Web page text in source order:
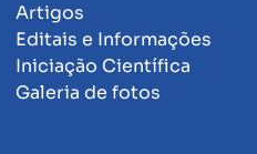
Artigos
Editais e Informações
Iniciação Científica
Galeria de fotos